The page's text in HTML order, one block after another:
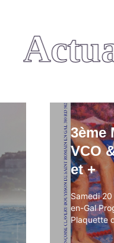
3ème
VCO
et +
Samedi
en-Gal
Plaquette
3ème
VCO
et +
Samedi
en-Gal
Plaquette